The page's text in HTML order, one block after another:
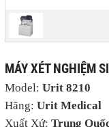
MÁY XÉT NGHIỆM
Model: Urit 8210
Hãng: Urit Medical
Xuất Xứ: Trung